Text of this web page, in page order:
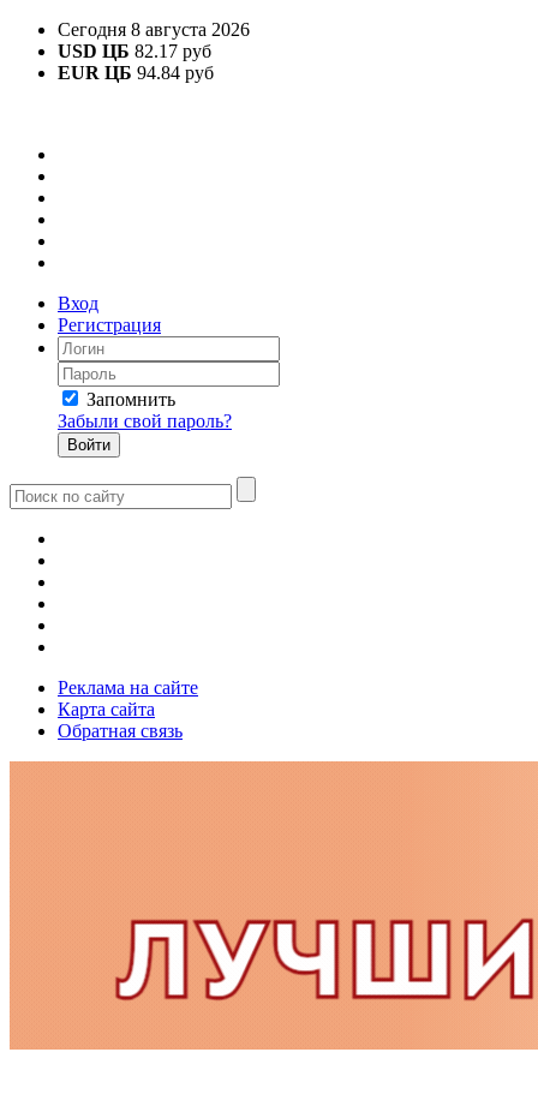
Сегодня 8 августа 2026
USD ЦБ 82.17 руб
EUR ЦБ 94.84 руб
Вход
Регистрация
Запомнить
Забыли свой пароль?
Реклама на сайте
Карта сайта
Обратная связь